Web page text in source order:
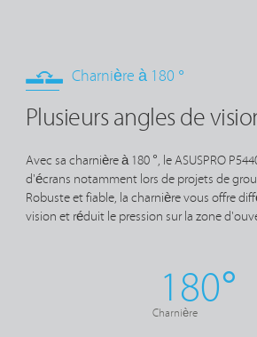
Charnière à 180 °
Plusieurs angles de
Avec sa charnière à 180 °, le ASUSPRO
d'écrans notamment lors de projets de
Robuste et fiable, la charnière vous offre
vision et réduit le pression sur la zone
180°
Charnière